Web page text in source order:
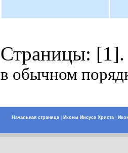
Страницы:
в обычном
Начальная страница| Иконы Иисуса Христа|